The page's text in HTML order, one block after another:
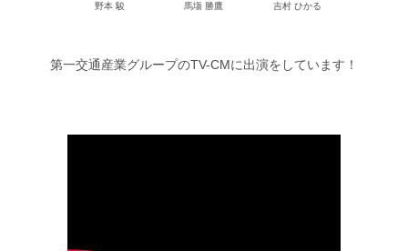
野本 駿 馬塲 勝鷹 吉村 ひかる
第一交通産業グループのTV-CMに出演をしています！